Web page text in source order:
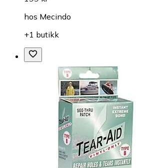
hos Mecindo
+1 butikk